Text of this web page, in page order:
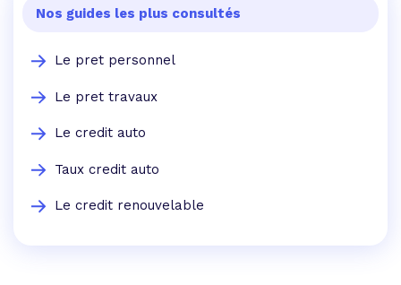
Nos guides les plus consultés
Le pret personnel
Le pret travaux
Le credit auto
Taux credit auto
Le credit renouvelable